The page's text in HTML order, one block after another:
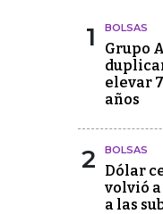
1 BOLSAS
Grupo
elevar
años
2 BOLSAS
Dólar
volvió a
a las